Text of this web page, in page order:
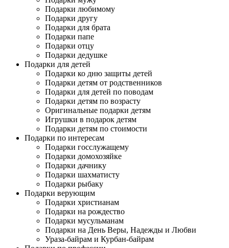
Подарки любимому
Подарки другу
Подарки для брата
Подарки папе
Подарки отцу
Подарки дедушке
Подарки для детей
Подарки ко дню защиты детей
Подарки детям от родственников
Подарки для детей по поводам
Подарки детям по возрасту
Оригинальные подарки детям
Игрушки в подарок детям
Подарки детям по стоимости
Подарки по интересам
Подарки госслужащему
Подарки домохозяйке
Подарки дачнику
Подарки шахматисту
Подарки рыбаку
Подарки верующим
Подарки христианам
Подарки на рождество
Подарки мусульманам
Подарки на День Веры, Надежды и Любви
Ураза-байрам и Курбан-байрам